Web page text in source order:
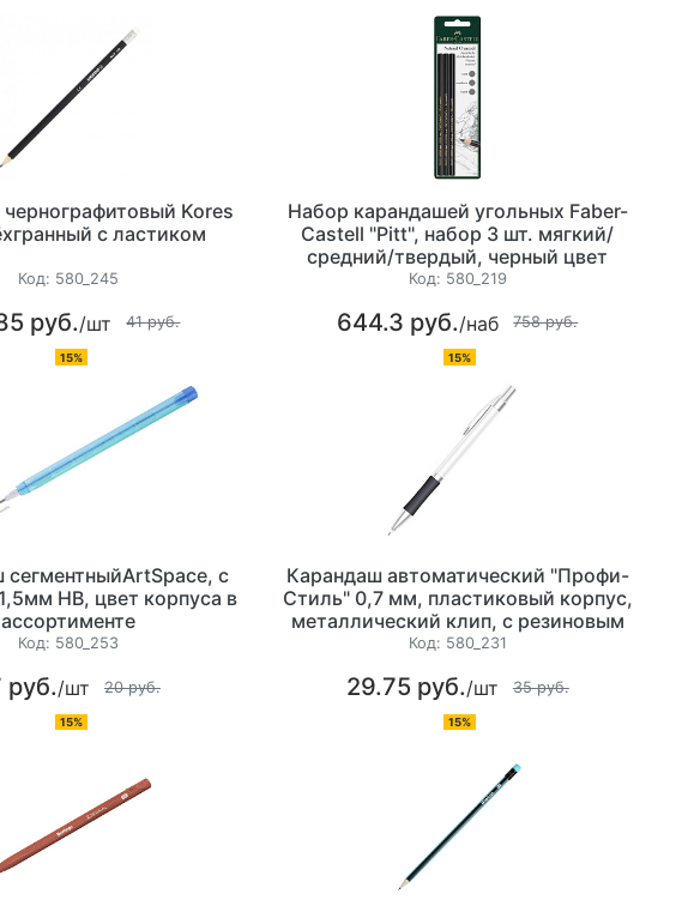
Kores
с ластиком
Код: 580_245
руб./шт 41 руб.
15%
Набор карандашей угольных Faber-
Castell "Pitt", набор 3 шт. мягкий/
средний/твердый, черный цвет
корпуса, круглые, в блистере
Код: 580_219
644.3 руб./наб 758 руб.
15%
сегментныйArtSpace, с
НВ, цвет корпуса в
ассортименте
Код: 580_253
руб./шт 20 руб.
15%
Карандаш автоматический "Профи-
Стиль" 0,7 мм, пластиковый корпус,
металлический клип, с резиновым
грипом, цвет серебристый
Код: 580_231
29.75 руб./шт 35 руб.
15%